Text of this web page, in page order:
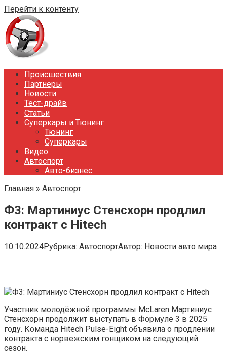
Перейти к контенту
Происшествия
Партнеры
Новости
Тест-драйв
Статьи
Суперкары и Тюнинг
Тюнинг
Суперкары
Видео
Автоспорт
Авто-бизнес
Главная » Автоспорт
Ф3: Мартиниус Стенсхорн продлил
контракт с Hitech
10.10.2024Рубрика: АвтоспортАвтор: Новости авто мира
Участник молодёжной программы McLaren Мартиниус
Стенсхорн продолжит выступать в Формуле 3 в 2025
году. Команда Hitech Pulse-Eight объявила о продлении
контракта с норвежским гонщиком на следующий
сезон.